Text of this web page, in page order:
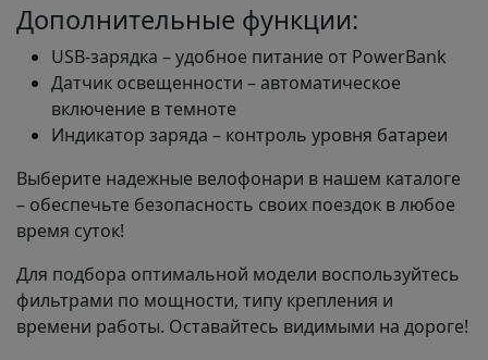
Дополнительные функции:
USB-зарядка – удобное питание от PowerBank
Датчик освещенности – автоматическое
включение в темноте
Индикатор заряда – контроль уровня батареи
Выберите надежные велофонари в нашем каталоге
– обеспечьте безопасность своих поездок в любое
время суток!
Для подбора оптимальной модели воспользуйтесь
фильтрами по мощности, типу крепления и
времени работы. Оставайтесь видимыми на дороге!